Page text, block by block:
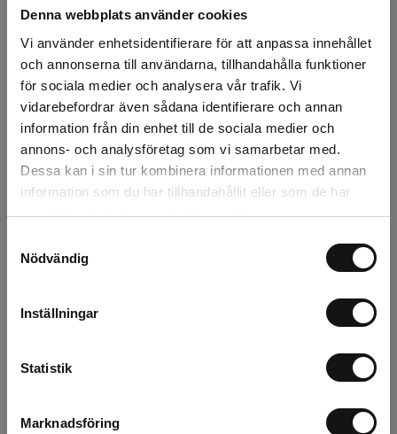
Denna webbplats använder cookies
Vi använder enhetsidentifierare för att anpassa innehållet
och annonserna till användarna, tillhandahålla funktioner
för sociala medier och analysera vår trafik. Vi
vidarebefordrar även sådana identifierare och annan
information från din enhet till de sociala medier och
annons- och analysföretag som vi samarbetar med.
Dessa kan i sin tur kombinera informationen med annan
information som du har tillhandahållit eller som de har
samlat in när du har använt deras tjänster.
Nödvändig
Inställningar
Statistik
Marknadsföring
Tonkin 152cm 12-
14mm 250p OBS
Endast hel bal!
1 660 kr
Tonkin 213cm 15-
17mm 100-p
1 610 kr